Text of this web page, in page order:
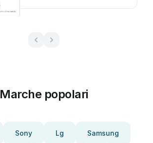
Marche popolari
Sony Lg Samsung